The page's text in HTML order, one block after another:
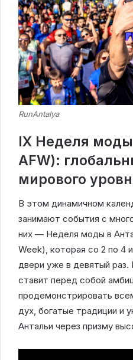
RunAntalya
IX Неделя
AFW):
мирового
В этом динамичном
занимают события с
них — Неделя моды в
Week), которая со 2 по 4
двери уже в девятый раз.
ставит перед собой
продемонстрировать
дух, богатые традиции и
Антальи через призму